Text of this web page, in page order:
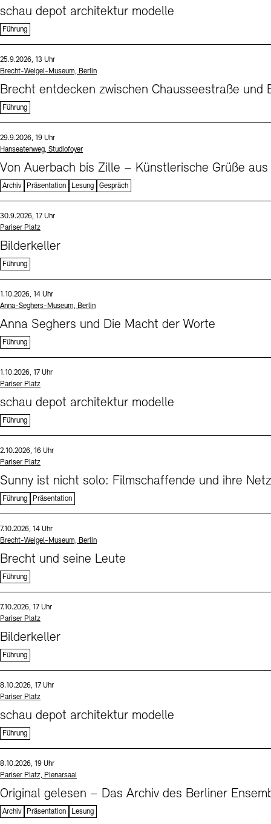
schau depot architektur modelle
Führung
Datum und Uhrzeit:
25.9.2026, 13 Uhr
Standort
Brecht-Weigel-Museum, Berlin
Brecht entdecken zwischen Chausseestraße und
Führung
Datum und Uhrzeit:
29.9.2026, 19 Uhr
Standort
Hanseatenweg, Studiofoyer
Von Auerbach bis Zille – Künstlerische Grüße aus
Archiv Präsentation Lesung Gespräch
Datum und Uhrzeit:
30.9.2026, 17 Uhr
Standort
Pariser Platz
Bilderkeller
Führung
Datum und Uhrzeit:
1.10.2026, 14 Uhr
Standort
Anna-Seghers-Museum, Berlin
Anna Seghers und Die Macht der Worte
Führung
Datum und Uhrzeit:
1.10.2026, 17 Uhr
Standort
Pariser Platz
schau depot architektur modelle
Führung
Datum und Uhrzeit:
2.10.2026, 16 Uhr
Standort
Pariser Platz
Sunny ist nicht solo: Filmschaffende und ihre
Führung Präsentation
Datum und Uhrzeit:
7.10.2026, 14 Uhr
Standort
Brecht-Weigel-Museum, Berlin
Brecht und seine Leute
Führung
Datum und Uhrzeit:
7.10.2026, 17 Uhr
Standort
Pariser Platz
Bilderkeller
Führung
Datum und Uhrzeit:
8.10.2026, 17 Uhr
Standort
Pariser Platz
schau depot architektur modelle
Führung
Datum und Uhrzeit:
8.10.2026, 19 Uhr
Standort
Pariser Platz, Plenarsaal
Original gelesen – Das Archiv des Berliner
Archiv Präsentation Lesung